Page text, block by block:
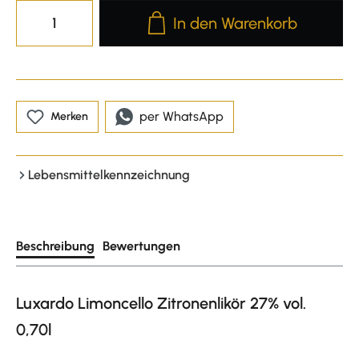
Produkt Anzahl: Gib den
In den Warenkorb
Merken per WhatsApp
Lebensmittelkennzeichnung
Beschreibung Bewertungen
Luxardo Limoncello Zitronenlikör 27% vol.
0,70l